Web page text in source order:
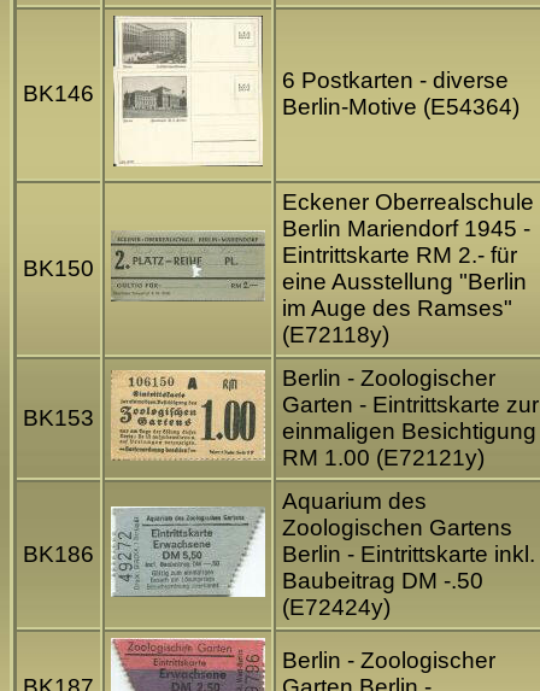
BK146
6 Postkarten - diverse
Berlin-Motive (E54364)
BK150
Eckener Oberrealschule
Berlin Mariendorf 1945 -
Eintrittskarte RM 2.- für
eine Ausstellung "Berlin
im Auge des Ramses"
(E72118y)
BK153
Berlin - Zoologischer
Garten - Eintrittskarte zur
einmaligen Besichtigung
RM 1.00 (E72121y)
BK186
Aquarium des
Zoologischen Gartens
Berlin - Eintrittskarte inkl.
Baubeitrag DM -.50
(E72424y)
Berlin - Zoologischer